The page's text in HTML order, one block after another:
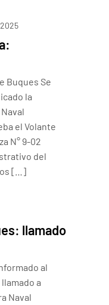
Buques Se
la
el Volante
N° 9-02
del
[…]
llamado
al
a
Naval